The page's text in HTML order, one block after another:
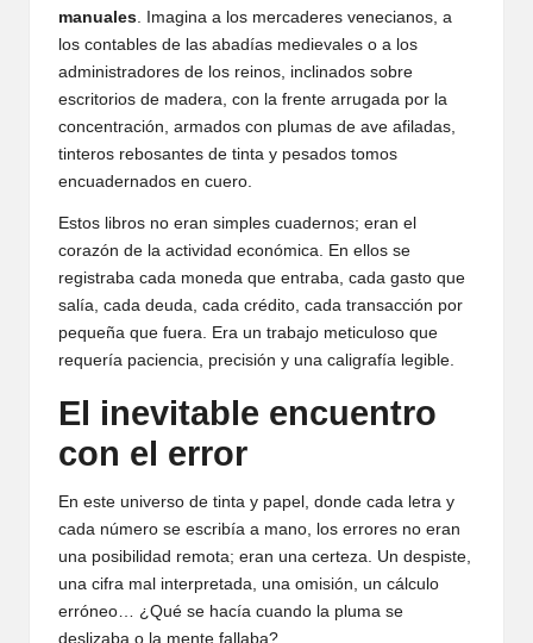
manuales . Imagina a los mercaderes venecianos, a
los contables de las abadías medievales o a los
administradores de los reinos, inclinados sobre
escritorios de madera, con la frente arrugada por la
concentración, armados con plumas de ave afiladas,
tinteros rebosantes de tinta y pesados tomos
encuadernados en cuero.
Estos libros no eran simples cuadernos; eran el
corazón de la actividad económica. En ellos se
registraba cada moneda que entraba, cada gasto que
salía, cada deuda, cada crédito, cada transacción por
pequeña que fuera. Era un trabajo meticuloso que
requería paciencia, precisión y una caligrafía legible.
El inevitable encuentro
con el error
En este universo de tinta y papel, donde cada letra y
cada número se escribía a mano, los errores no eran
una posibilidad remota; eran una certeza. Un despiste,
una cifra mal interpretada, una omisión, un cálculo
erróneo… ¿Qué se hacía cuando la pluma se
deslizaba o la mente fallaba?